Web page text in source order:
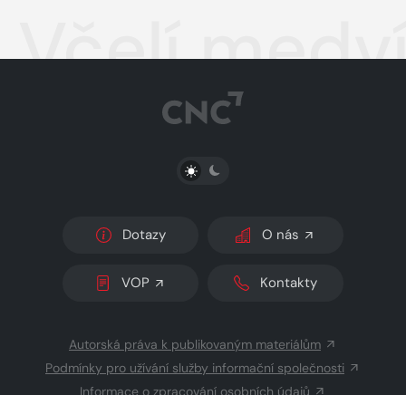
Včelí
PŘEPNOUT SVĚTLÝ/TMAVÝ REŽIM
Dotazy O nás
VOP Kontakty
Autorská práva k publikovaným materiálům
Podmínky pro užívání služby informační společnosti
Informace o zpracování osobních údajů